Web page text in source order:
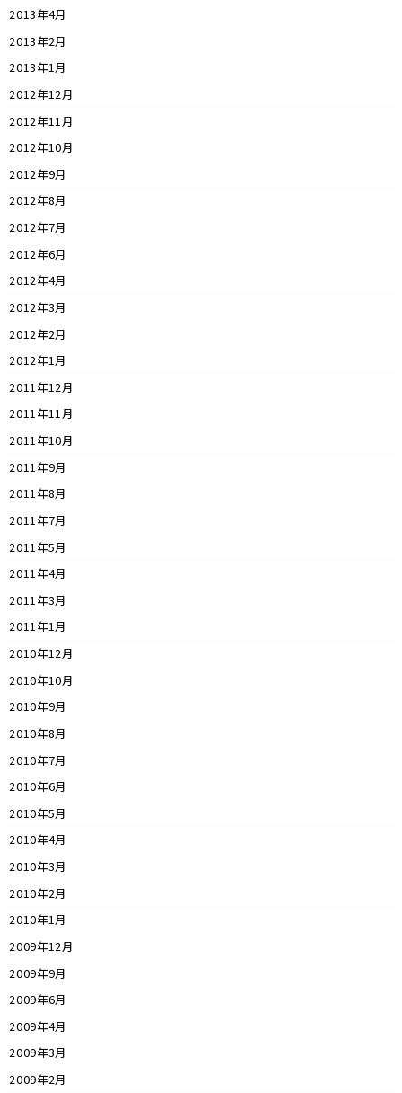
2013年4月
2013年2月
2013年1月
2012年12月
2012年11月
2012年10月
2012年9月
2012年8月
2012年7月
2012年6月
2012年4月
2012年3月
2012年2月
2012年1月
2011年12月
2011年11月
2011年10月
2011年9月
2011年8月
2011年7月
2011年5月
2011年4月
2011年3月
2011年1月
2010年12月
2010年10月
2010年9月
2010年8月
2010年7月
2010年6月
2010年5月
2010年4月
2010年3月
2010年2月
2010年1月
2009年12月
2009年9月
2009年6月
2009年4月
2009年3月
2009年2月